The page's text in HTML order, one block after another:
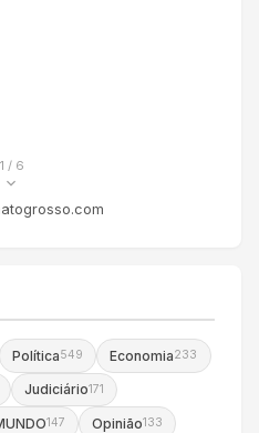
1 / 6
Política549 Economia233
Judiciário171
147 Opinião133